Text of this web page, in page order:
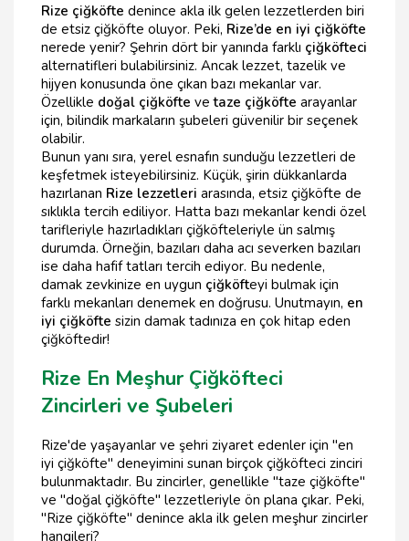
Rize çiğköfte denince akla ilk gelen lezzetlerden biri
de etsiz çiğköfte oluyor. Peki, Rize’de en iyi çiğköfte
nerede yenir? Şehrin dört bir yanında farklı çiğköfteci
alternatifleri bulabilirsiniz. Ancak lezzet, tazelik ve
hijyen konusunda öne çıkan bazı mekanlar var.
Özellikle doğal çiğköfte vetaze çiğköfte arayanlar
için, bilindik markaların şubeleri güvenilir bir seçenek
olabilir.
Bunun yanı sıra, yerel esnafın sunduğu lezzetleri de
keşfetmek isteyebilirsiniz. Küçük, şirin dükkanlarda
hazırlanan Rize lezzetleri arasında, etsiz çiğköfte de
sıklıkla tercih ediliyor. Hatta bazı mekanlar kendi özel
tarifleriyle hazırladıkları çiğköfteleriyle ün salmış
durumda. Örneğin, bazıları daha acı severken bazıları
ise daha hafif tatları tercih ediyor. Bu nedenle,
damak zevkinize en uygun çiğköfteyi bulmak için
farklı mekanları denemek en doğrusu. Unutmayın, en
iyi çiğköfte sizin damak tadınıza en çok hitap eden
çiğköftedir!
Rize En Meşhur Çiğköfteci
Zincirleri ve Şubeleri
Rize'de yaşayanlar ve şehri ziyaret edenler için "en
iyi çiğköfte" deneyimini sunan birçok çiğköfteci zinciri
bulunmaktadır. Bu zincirler, genellikle "taze çiğköfte"
ve "doğal çiğköfte" lezzetleriyle ön plana çıkar. Peki,
"Rize çiğköfte" denince akla ilk gelen meşhur zincirler
hangileri?